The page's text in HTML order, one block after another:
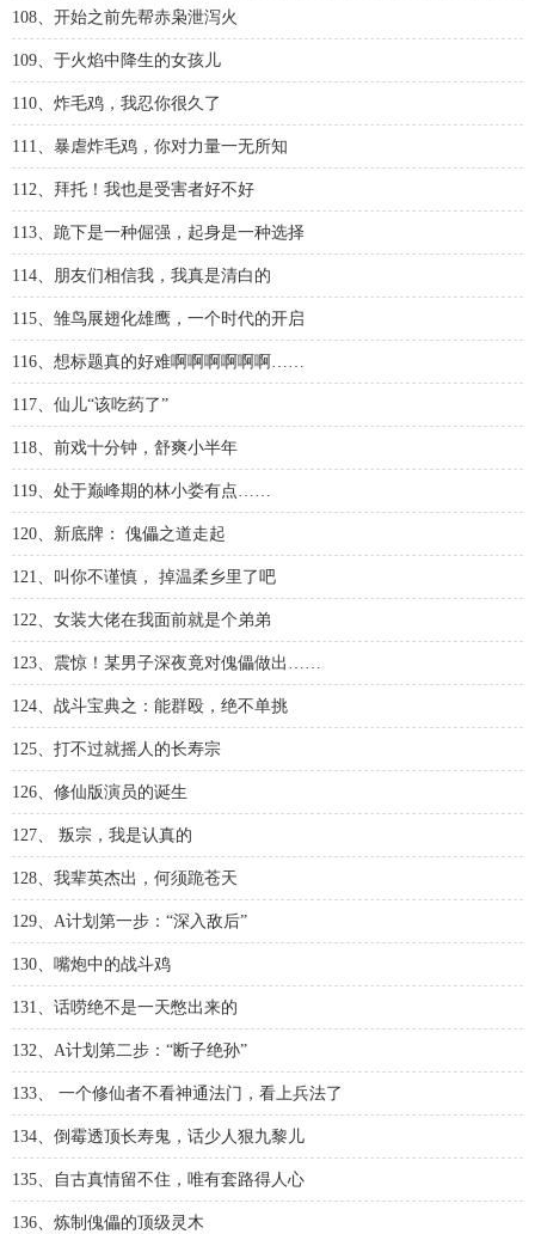
108、开始之前先帮赤枭泄泻火
109、于火焰中降生的女孩儿
110、炸毛鸡，我忍你很久了
111、暴虐炸毛鸡，你对力量一无所知
112、拜托！我也是受害者好不好
113、跪下是一种倔强，起身是一种选择
114、朋友们相信我，我真是清白的
115、雏鸟展翅化雄鹰，一个时代的开启
116、想标题真的好难啊啊啊啊啊啊……
117、仙儿“该吃药了”
118、前戏十分钟，舒爽小半年
119、处于巅峰期的林小娄有点……
120、新底牌： 傀儡之道走起
121、叫你不谨慎， 掉温柔乡里了吧
122、女装大佬在我面前就是个弟弟
123、震惊！某男子深夜竟对傀儡做出……
124、战斗宝典之：能群殴，绝不单挑
125、打不过就摇人的长寿宗
126、修仙版演员的诞生
127、 叛宗，我是认真的
128、我辈英杰出，何须跪苍天
129、A计划第一步：“深入敌后”
130、嘴炮中的战斗鸡
131、话唠绝不是一天憋出来的
132、A计划第二步：“断子绝孙”
133、 一个修仙者不看神通法门，看上兵法了
134、倒霉透顶长寿鬼，话少人狠九黎儿
135、自古真情留不住，唯有套路得人心
136、炼制傀儡的顶级灵木